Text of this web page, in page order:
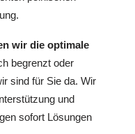
wir die optimale
begrenzt oder
sind für Sie da. Wir
und
sofort Lösungen